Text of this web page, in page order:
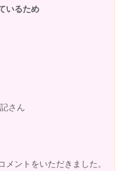
いるため
さん
ントをいただきました。